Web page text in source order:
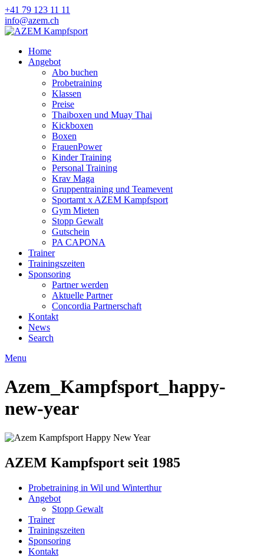
+41 79 123 11 11
info@azem.ch
Home
Angebot
Abo buchen
Probetraining
Klassen
Preise
Thaiboxen und Muay Thai
Kickboxen
Boxen
FrauenPower
Kinder Training
Personal Training
Krav Maga
Gruppentraining und Teamevent
Sportamt x AZEM Kampfsport
Gym Mieten
Stopp Gewalt
Gutschein
PA CAPONA
Trainer
Trainingszeiten
Sponsoring
Partner werden
Aktuelle Partner
Concordia Partnerschaft
Kontakt
News
Search
Menu
Azem_Kampfsport_happy-
new-year
AZEM Kampfsport seit 1985
Probetraining in Wil und Winterthur
Angebot
Stopp Gewalt
Trainer
Trainingszeiten
Sponsoring
Kontakt